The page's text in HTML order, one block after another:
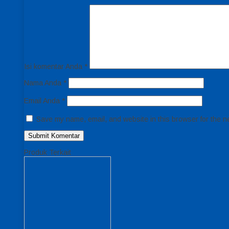
Isi komentar Anda *
Nama Anda *
Email Anda *
Save my name, email, and website in this browser for the
Produk Terkait